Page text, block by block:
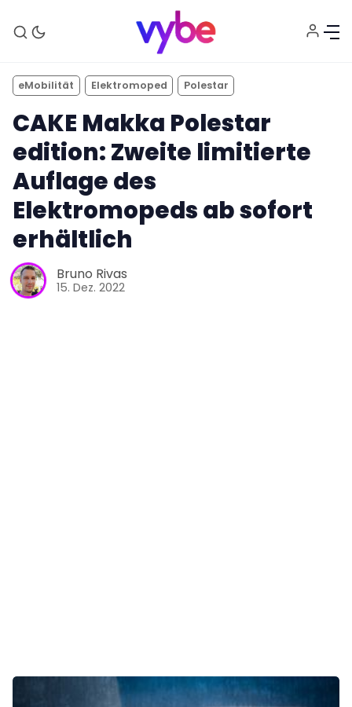
eMobilität Elektromoped Polestar
CAKE Makka Polestar
edition: Zweite limitierte
Auflage des
Elektromopeds ab sofort
erhältlich
Bruno Rivas
15. Dez. 2022